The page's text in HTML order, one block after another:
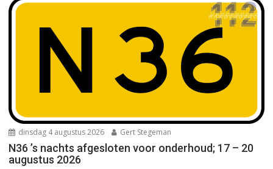
dinsdag 4 augustus 2026 Gert Stegeman
N36 ’s nachts afgesloten voor onderhoud; 17 – 20
augustus 2026